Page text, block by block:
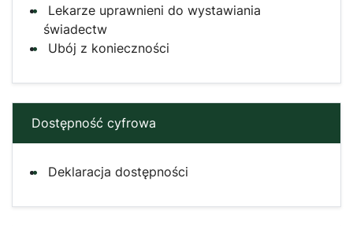
Lekarze uprawnieni do wystawiania
świadectw
Ubój z konieczności
Dostępność cyfrowa
Deklaracja dostępności